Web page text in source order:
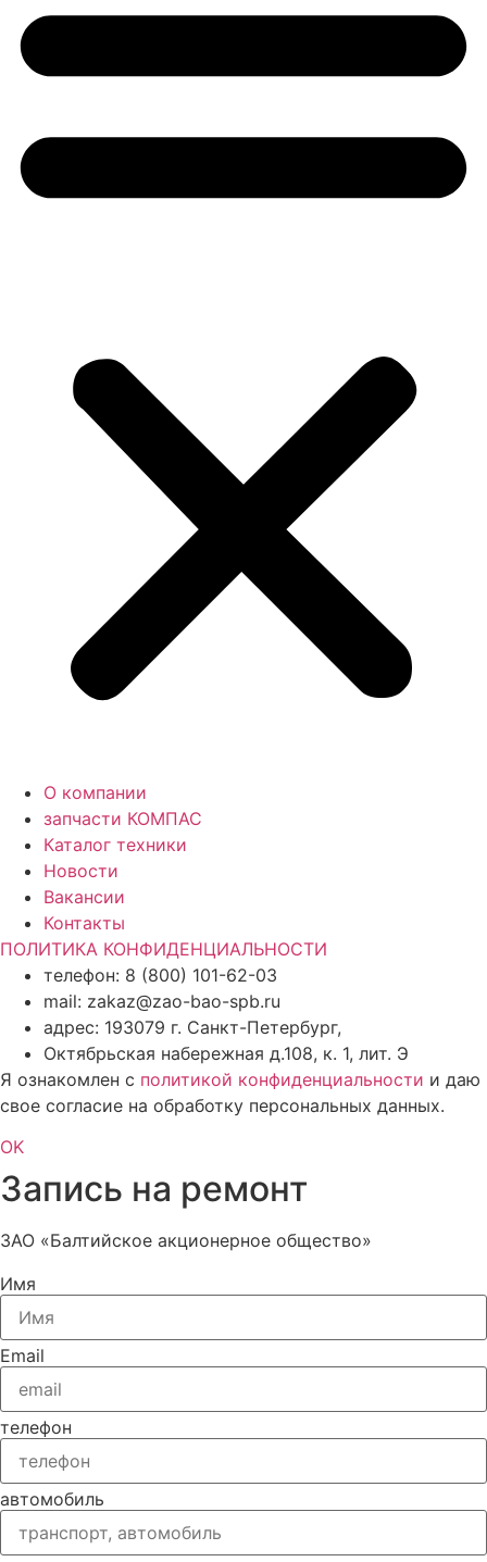
О компании
запчасти КОМПАС
Каталог техники
Новости
Вакансии
Контакты
ПОЛИТИКА КОНФИДЕНЦИАЛЬНОСТИ
телефон: 8 (800) 101-62-03
mail: zakaz@zao-bao-spb.ru
адрес: 193079 г. Санкт-Петербург,
Октябрьская набережная д.108, к. 1, лит. Э
Я ознакомлен с политикой конфиденциальности и даю
свое согласие на обработку персональных данных.
OK
Запись на ремонт
ЗАО «Балтийское акционерное общество»
Имя
Email
телефон
автомобиль